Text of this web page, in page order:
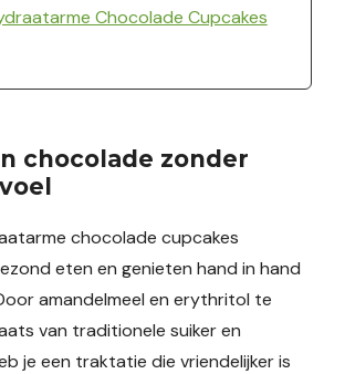
Chocolade Cupcakes
chocolade zonder
chocolade cupcakes
eten en genieten hand in hand
amandelmeel en erythritol te
van traditionele suiker en
je een traktatie die vriendelijker is